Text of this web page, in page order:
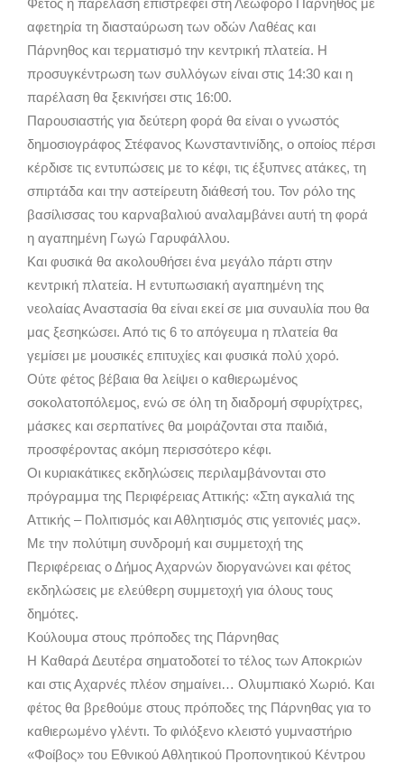
Φέτος η παρέλαση επιστρέφει στη Λεωφόρο Πάρνηθος με
αφετηρία τη διασταύρωση των οδών Λαθέας και
Πάρνηθος και τερματισμό την κεντρική πλατεία. Η
προσυγκέντρωση των συλλόγων είναι στις 14:30 και η
παρέλαση θα ξεκινήσει στις 16:00.
Παρουσιαστής για δεύτερη φορά θα είναι ο γνωστός
δημοσιογράφος Στέφανος Κωνσταντινίδης, ο οποίος πέρσι
κέρδισε τις εντυπώσεις με το κέφι, τις έξυπνες ατάκες, τη
σπιρτάδα και την αστείρευτη διάθεσή του. Τον ρόλο της
βασίλισσας του καρναβαλιού αναλαμβάνει αυτή τη φορά
η αγαπημένη Γωγώ Γαρυφάλλου.
Και φυσικά θα ακολουθήσει ένα μεγάλο πάρτι στην
κεντρική πλατεία. Η εντυπωσιακή αγαπημένη της
νεολαίας Αναστασία θα είναι εκεί σε μια συναυλία που θα
μας ξεσηκώσει. Από τις 6 το απόγευμα η πλατεία θα
γεμίσει με μουσικές επιτυχίες και φυσικά πολύ χορό.
Ούτε φέτος βέβαια θα λείψει ο καθιερωμένος
σοκολατοπόλεμος, ενώ σε όλη τη διαδρομή σφυρίχτρες,
μάσκες και σερπατίνες θα μοιράζονται στα παιδιά,
προσφέροντας ακόμη περισσότερο κέφι.
Οι κυριακάτικες εκδηλώσεις περιλαμβάνονται στο
πρόγραμμα της Περιφέρειας Αττικής: «Στη αγκαλιά της
Αττικής – Πολιτισμός και Αθλητισμός στις γειτονιές μας».
Με την πολύτιμη συνδρομή και συμμετοχή της
Περιφέρειας ο Δήμος Αχαρνών διοργανώνει και φέτος
εκδηλώσεις με ελεύθερη συμμετοχή για όλους τους
δημότες.
Κούλουμα στους πρόποδες της Πάρνηθας
Η Καθαρά Δευτέρα σηματοδοτεί το τέλος των Αποκριών
και στις Αχαρνές πλέον σημαίνει… Ολυμπιακό Χωριό. Και
φέτος θα βρεθούμε στους πρόποδες της Πάρνηθας για το
καθιερωμένο γλέντι. Το φιλόξενο κλειστό γυμναστήριο
«Φοίβος» του Εθνικού Αθλητικού Προπονητικού Κέντρου